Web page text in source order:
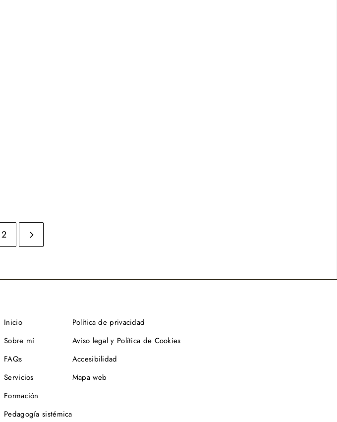
2
Inicio
Sobre mí
FAQs
Servicios
Formación
Pedagogía sistémica
Política de privacidad
Aviso legal y Política de Cookies
Accesibilidad
Mapa web